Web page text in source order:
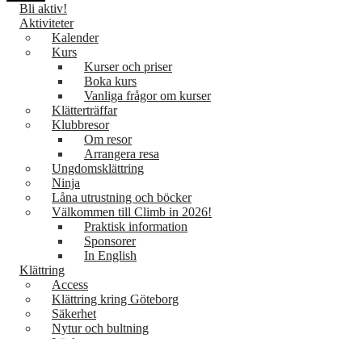
Bli aktiv!
Aktiviteter
Kalender
Kurs
Kurser och priser
Boka kurs
Vanliga frågor om kurser
Klätterträffar
Klubbresor
Om resor
Arrangera resa
Ungdomsklättring
Ninja
Låna utrustning och böcker
Välkommen till Climb in 2026!
Praktisk information
Sponsorer
In English
Klättring
Access
Klättring kring Göteborg
Säkerhet
Nytur och bultning